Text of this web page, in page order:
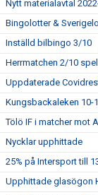
Nytt materialavtal
Bingolotter &
Inställd bilbingo 3/10
Herrmatchen 2/10
Uppdaterade
Kungsbackaleken 10-
Tölö IF i matcher mot
Nycklar upphittade
25% på Intersport till
Upphittade glasögon